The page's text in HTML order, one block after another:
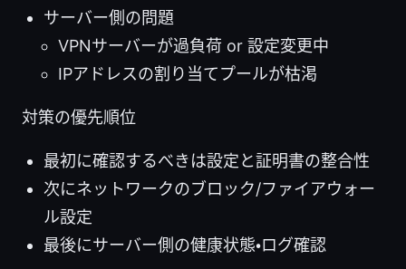
サーバー側の問題
VPNサーバーが過負荷 or 設定変更中
IPアドレスの割り当てプールが枯渇
対策の優先順位
最初に確認するべきは設定と証明書の整合性
次にネットワークのブロック/ファイアウォー
ル設定
最後にサーバー側の健康状態・ログ確認